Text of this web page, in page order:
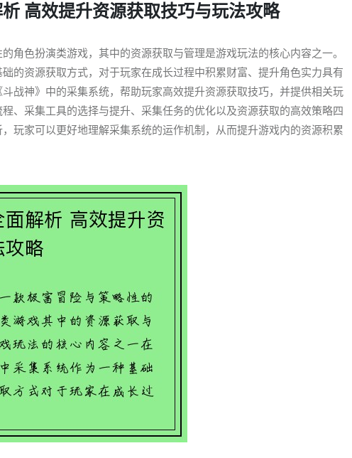
高效提升资源获取技巧与玩法攻略
角色扮演类游戏，其中的资源获取与管理是游戏玩法的核心内容之一。
的资源获取方式，对于玩家在成长过程中积累财富、提升角色实力具有
战神》中的采集系统，帮助玩家高效提升资源获取技巧，并提供相关玩
、采集工具的选择与提升、采集任务的优化以及资源获取的高效策略四
玩家可以更好地理解采集系统的运作机制，从而提升游戏内的资源积累